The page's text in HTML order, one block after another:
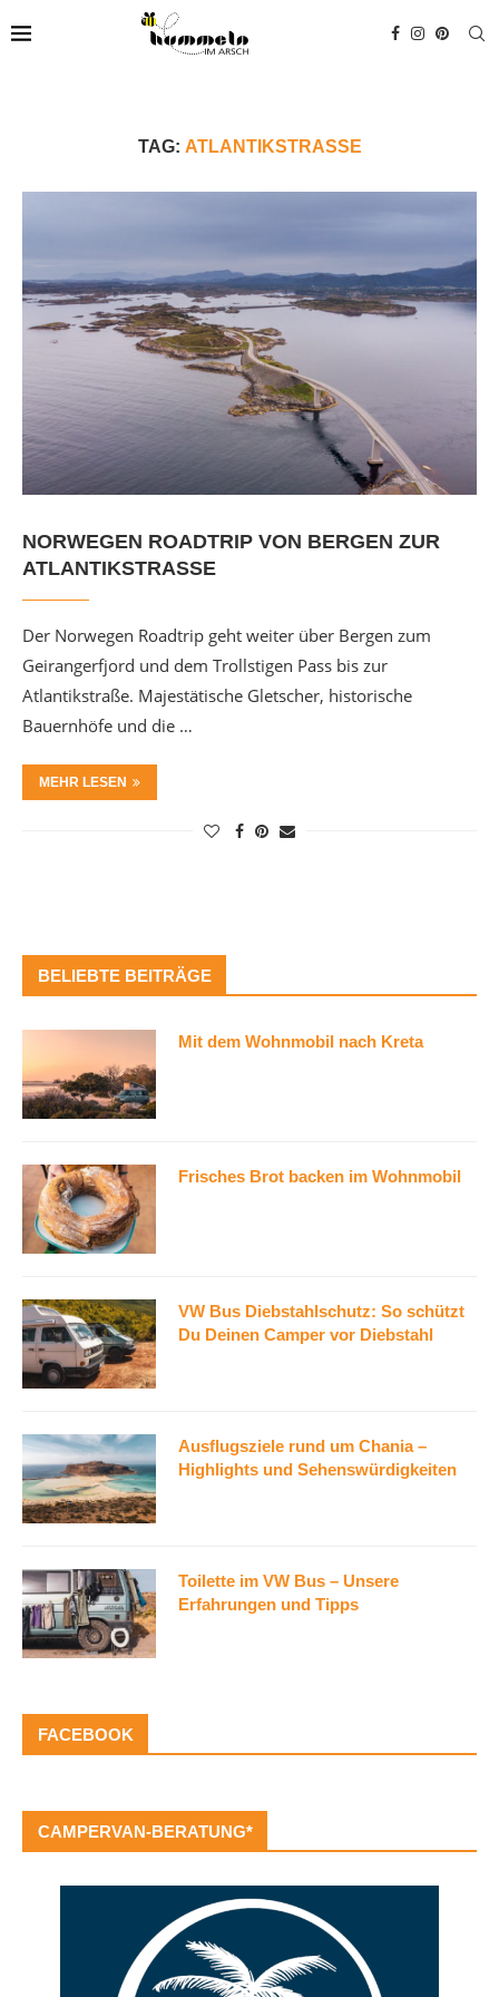
TAG: ATLANTIKSTRASSE
NORWEGEN ROADTRIP VON BERGEN ZUR
ATLANTIKSTRASSE
Der Norwegen Roadtrip geht weiter über Bergen zum
Geirangerfjord und dem Trollstigen Pass bis zur
Atlantikstraße. Majestätische Gletscher, historische
Bauernhöfe und die …
MEHR LESEN
BELIEBTE BEITRÄGE
Mit dem Wohnmobil nach Kreta
Frisches Brot backen im Wohnmobil
VW Bus Diebstahlschutz: So schützt
Du Deinen Camper vor Diebstahl
Ausflugsziele rund um Chania –
Highlights und Sehenswürdigkeiten
Toilette im VW Bus – Unsere
Erfahrungen und Tipps
FACEBOOK
CAMPERVAN-BERATUNG*